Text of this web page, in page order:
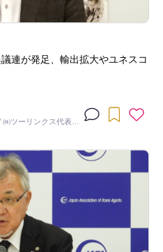
連が発足、輸出拡大やユネスコ
ツーリンクス代表取